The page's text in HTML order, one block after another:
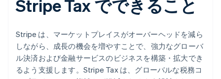
Stripe Tax でできること
Stripe は、マーケットプレイスがオーバーヘッドを減ら
しながら、成長の機会を増やすことで、強力なグローバ
ル決済および金融サービスのビジネスを構築・拡大でき
るよう支援します。Stripe Tax は、グローバルな税務コ